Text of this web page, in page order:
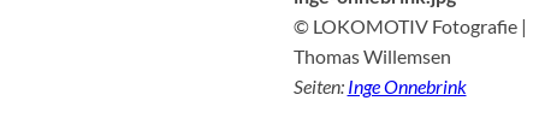
© LOKOMOTIV Fotografie |
Thomas Willemsen
Seiten: Inge Onnebrink